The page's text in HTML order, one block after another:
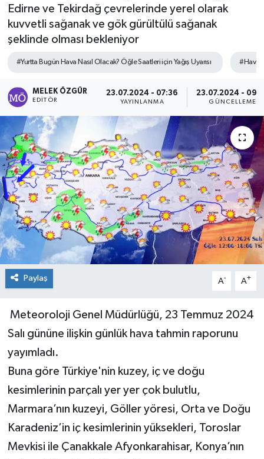
Edirne ve Tekirdağ çevrelerinde yerel olarak
kuvvetli sağanak ve gök gürültülü sağanak
şeklinde olması bekleniyor
#Yurtta Bugün Hava Nasıl Olacak? Öğle Saatleri için Yağış Uyarısı #Hava
MELEK ÖZGÜR
EDITÖR
23.07.2024 - 07:36
YAYINLANMA
23.07.2024 -
GÜNCELLEME
Paylaş A- A+
Meteoroloji Genel Müdürlüğü, 23 Temmuz 2024
Salı gününe ilişkin günlük hava tahmin raporunu
yayımladı.
Buna göre Türkiye'nin kuzey, iç ve doğu
kesimlerinin parçalı yer yer çok bulutlu,
Marmara’nın kuzeyi, Göller yöresi, Orta ve Doğu
Karadeniz’in iç kesimlerinin yüksekleri, Toroslar
Mevkisi ile Çanakkale Afyonkarahisar, Konya’nın
Sağlık
Spor
Tarih - Kültür - Sanat - Turizm
Yaşam